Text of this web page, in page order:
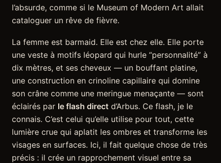
l’absurde, comme si le Museum of Modern Art allait
cataloguer un rêve de fièvre.
La femme est barmaid. Elle est chez elle. Elle porte
une veste à motifs léopard qui hurle “personnalité” à
dix mètres, et ses cheveux — un bouffant platine,
une construction en crinoline capillaire qui domine
son crâne comme une meringue menaçante — sont
éclairés par le flash direct d’Arbus. Ce flash, je le
connais. C’est celui qu’elle utilise pour tout, cette
lumière crue qui aplatit les ombres et transforme les
visages en surfaces. Ici, il fait quelque chose de très
précis : il crée un rapprochement visuel entre sa